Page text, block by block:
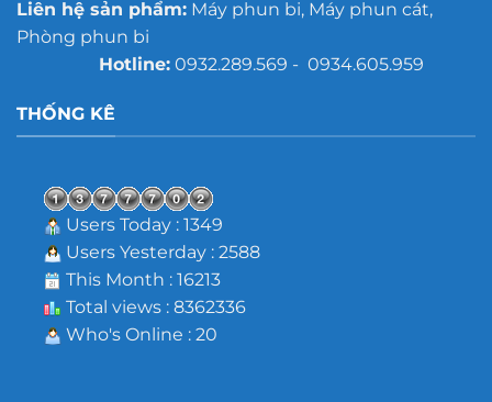
Liên hệ sản phẩm:Máy phun bi, Máy phun cát,
Phòng phun bi
Hotline:0932.289.569 - 0934.605.959
THỐNG KÊ
Users Today : 1349
Users Yesterday : 2588
This Month : 16213
Total views : 8362336
Who's Online : 20